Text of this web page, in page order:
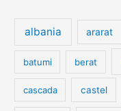
albania ararat
batumi berat
cascada castel